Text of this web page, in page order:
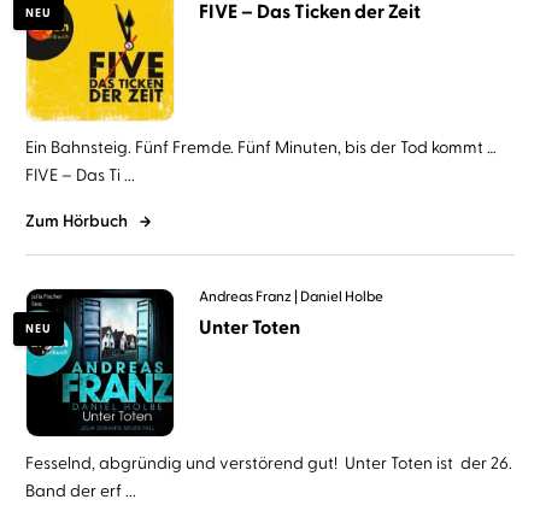
NEU FIVE – Das Ticken der Zeit
Ein Bahnsteig. Fünf Fremde. Fünf Minuten, bis der Tod kommt …
FIVE – Das Ti ...
Zum Hörbuch
NEU
Andreas Franz Daniel Holbe
Unter Toten
Fesselnd, abgründig und verstörend gut! Unter Toten ist der 26.
Band der erf ...